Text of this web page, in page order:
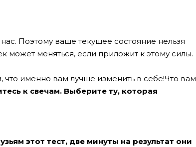
Поэтому ваше текущее состояние нельзя
может меняться, если приложит к этому силы.
что именно вам лучше изменить в себе!Что вам
к свечам. Выберите ту, которая
этот тест, две минуты на результат они